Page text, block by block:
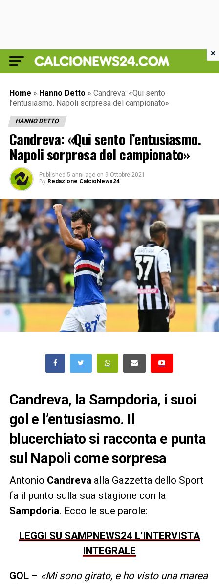
Home » Hanno Detto » Candreva: «Qui sento
l’entusiasmo. Napoli sorpresa del campionato»
HANNO DETTO
Candreva: «Qui sento l’entusiasmo.
Napoli sorpresa del campionato»
Published 5 anni ago on 9 Ottobre 2021
By Redazione CalcioNews24
Candreva, la Sampdoria, i suoi
gol e l’entusiasmo. Il
blucerchiato si racconta e punta
sul Napoli come sorpresa
Antonio Candreva alla Gazzetta dello Sport
fa il punto sulla sua stagione con la
Sampdoria. Ecco le sue parole:
LEGGI SU SAMPNEWS24 L’INTERVISTA
INTEGRALE
GOL– «Mi sono girato, e ho visto una marea
×